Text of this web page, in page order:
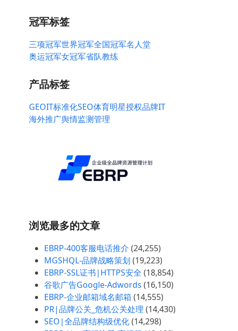
冠军标签
三项冠军世界冠军全国冠军名人堂
奥运冠军女冠军省队教练
产品标签
GEOIT标准化SEO体育明星授权品牌IT
海外推广舆情监测管理
浏览最多的文章
EBRP-400客服电话推介 (24,255)
MGSHQL-品牌战略策划 (19,223)
EBRP-SSL证书|HTTPS安全 (18,854)
谷歌广告Google-Adwords (16,150)
EBRP-企业邮箱域名邮箱 (14,555)
PR|品牌公关_危机公关处理 (14,430)
SEO|全品牌结构级优化(14,298)